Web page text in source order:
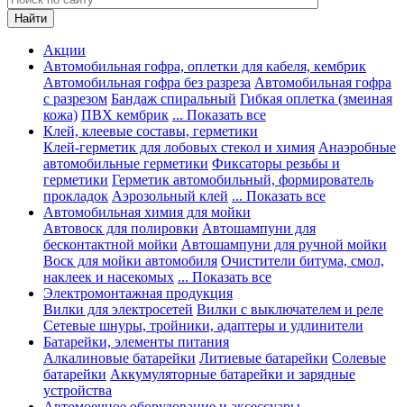
Акции
Автомобильная гофра, оплетки для кабеля, кембрик
Автомобильная гофра без разреза Автомобильная гофра
с разрезом Бандаж спиральный Гибкая оплетка (змеиная
кожа) ПВХ кембрик ... Показать все
Клей, клеевые составы, герметики
Клей-герметик для лобовых стекол и химия Анаэробные
автомобильные герметики Фиксаторы резьбы и
герметики Герметик автомобильный, формирователь
прокладок Аэрозольный клей ... Показать все
Автомобильная химия для мойки
Автовоск для полировки Автошампуни для
бесконтактной мойки Автошампуни для ручной мойки
Воск для мойки автомобиля Очистители битума, смол,
наклеек и насекомых ... Показать все
Электромонтажная продукция
Вилки для электросетей Вилки с выключателем и реле
Сетевые шнуры, тройники, адаптеры и удлинители
Батарейки, элементы питания
Алкалиновые батарейки Литиевые батарейки Солевые
батарейки Аккумуляторные батарейки и зарядные
устройства